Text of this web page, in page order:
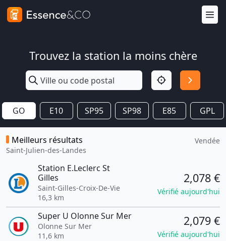
Trouvez la station la moins chère
GO E10 SP95 SP98 E85 GPL
Meilleurs résultats
Saint-Julien-des-Landes
Vendée
Station E.Leclerc St
Gilles
Saint-Gilles-Croix-De-Vie
16,3 km
2,078 €
Vérifié aujourd'hui
Super U Olonne Sur Mer
Olonne Sur Mer
11,6 km
2,079 €
Vérifié aujourd'hui